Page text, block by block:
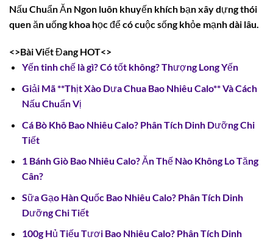
Nấu Chuẩn Ăn Ngon luôn khuyến khích bạn xây dựng thói
quen ăn uống khoa học để có cuộc sống khỏe mạnh dài lâu.
<>Bài Viết Đang HOT<>
Yến tinh chế là gì? Có tốt không? Thượng Long Yến
Giải Mã **Thịt Xào Dưa Chua Bao Nhiêu Calo** Và Cách
Nấu Chuẩn Vị
Cá Bò Khô Bao Nhiêu Calo? Phân Tích Dinh Dưỡng Chi
Tiết
1 Bánh Giò Bao Nhiêu Calo? Ăn Thế Nào Không Lo Tăng
Cân?
Sữa Gạo Hàn Quốc Bao Nhiêu Calo? Phân Tích Dinh
Dưỡng Chi Tiết
100g Hủ Tiếu Tươi Bao Nhiêu Calo? Phân Tích Dinh